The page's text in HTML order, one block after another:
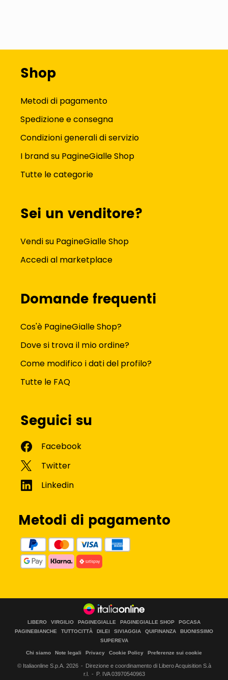
Shop
Metodi di pagamento
Spedizione e consegna
Condizioni generali di servizio
I brand su PagineGialle Shop
Tutte le categorie
Sei un venditore?
Vendi su PagineGialle Shop
Accedi al marketplace
Domande frequenti
Cos'è PagineGialle Shop?
Dove si trova il mio ordine?
Come modifico i dati del profilo?
Tutte le FAQ
Seguici su
Metodi di pagamento
LIBERO VIRGILIO PAGINEGIALLE PAGINEGIALLE SHOP
PGCASA
PAGINEBIANCHE
TUTTOCITTÀ DILEI SIVIAGGIA QUIFINANZA
BUONISSIMO
SUPEREVA
Chi siamo Note legali Privacy Cookie Policy Preferenze sui cookie
© Italiaonline S.p.A. 2026
Direzione e coordinamento di Libero Acquisition S.à
r.l.
P. IVA 03970540963